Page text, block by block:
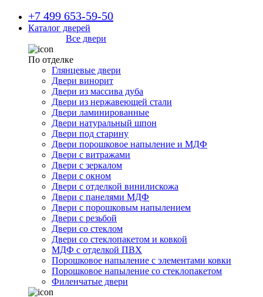
+7 499 653-59-50
Каталог дверей
Все двери
По отделке
Глянцевые двери
Двери винорит
Двери из массива дуба
Двери из нержавеющей стали
Двери ламинированные
Двери натуральный шпон
Двери под старину
Двери порошковое напыление и МДФ
Двери с витражами
Двери с зеркалом
Двери с окном
Двери с отделкой винилискожа
Двери с панелями МДФ
Двери с порошковым напылением
Двери с резьбой
Двери со стеклом
Двери со стеклопакетом и ковкой
МДФ с отделкой ПВХ
Порошковое напыление с элементами ковки
Порошковое напыление со стеклопакетом
Филенчатые двери